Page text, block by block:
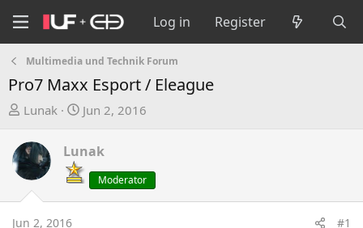
Log in Register
Multimedia und Technik Forum
Pro7 Maxx Esport / Eleague
T
r
e
a
d
Lunak
S
t
d
Jun 2, 2016
Lunak
Moderator
Jun 2, 2016 #1